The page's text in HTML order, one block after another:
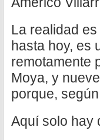
La realidad
hasta hoy, es
remotamente
Moya, y
porque,
Aquí solo hay